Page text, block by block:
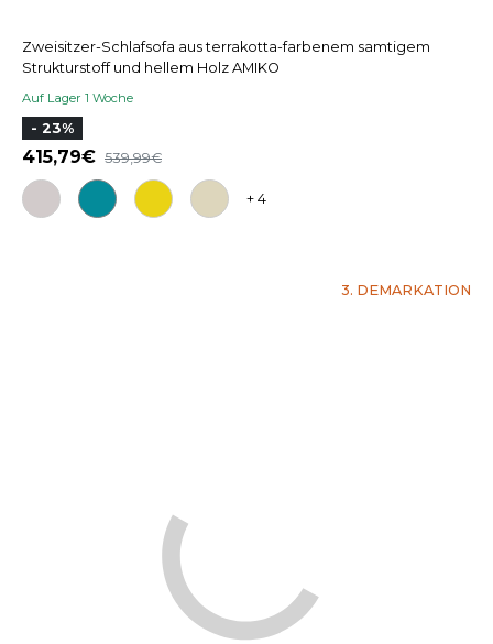
Zweisitzer-Schlafsofa aus terrakotta-farbenem samtigem
Strukturstoff und hellem Holz AMIKO
Auf Lager 1 Woche
- 23%
415,79 539,99
+ 4
3. DEMARKATION